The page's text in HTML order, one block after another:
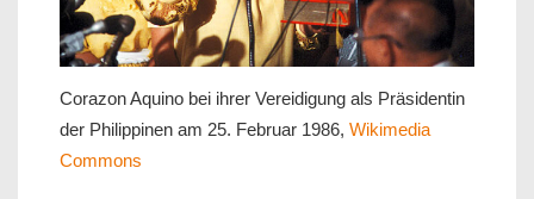
Corazon Aquino bei ihrer Vereidigung als Präsidentin
der Philippinen am 25. Februar 1986, Wikimedia
Commons